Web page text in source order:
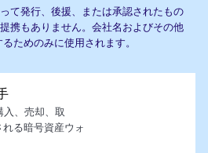
て発行、後援、または承認されたもの
携もありません。会社名およびその他
ためのみに使用されます。
、売却、取
る暗号資産ウォ